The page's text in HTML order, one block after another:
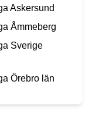
Askersund
Åmmeberg
Sverige
Örebro län